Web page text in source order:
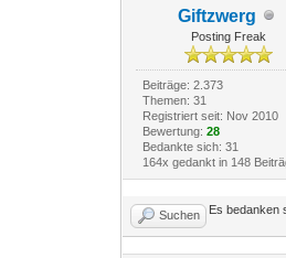
Giftzwerg
Posting Freak
Beiträge: 2.373
Themen: 31
Registriert seit: Nov 2010
Bewertung: 28
Bedankte sich: 31
164x gedankt in 148
Suchen Es bedanken